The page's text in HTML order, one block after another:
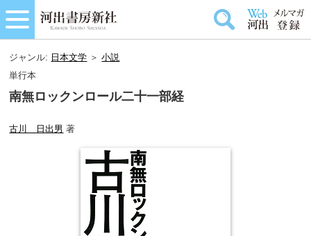
ジャンル: 日本文学 ＞小説
単行本
南無ロックンロール二十一部経
古川 日出男 著